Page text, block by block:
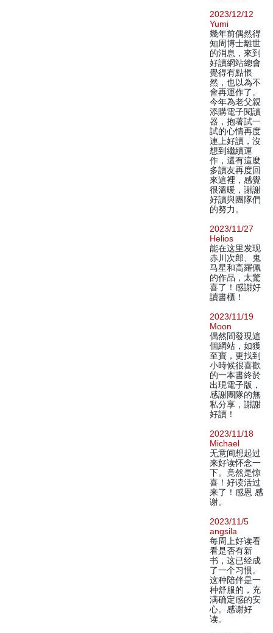
2023/12/12
Yumi
幾年前偶然得
知周博士離世
的消息，來到
好讀網站總會
覺得有點悵
然，也以為不
會再運作了。
今年為老父親
添購電子閱讀
器，抱著試一
試的心情再度
連上好讀，沒
想到繼續運
作，還有這麼
多讀友再度回
來這裡，感覺
很溫暖，謝謝
好讀與團隊們
的努力。
2023/11/27
Helios
能在这里发现
赤川次郎、鬼
马星和高羅佩
的作品，太驚
喜了！感謝好
讀書櫃！
2023/11/19
Moon
偶然間發現這
個網站，如獲
至寶，更找到
小時候很喜歡
的一本書終於
出現電子版，
感謝團隊的無
私分享，謝謝
好讀！
2023/11/18
Michael
无意间想起过
来好读怀念一
下。竟然是惊
喜！好读活过
来了！感恩 感
谢。
2023/11/5
angsila
每周上好读看
看是否有新
书，这已经成
了一个习惯。
这种陪伴是一
种舒服的，充
满确定感的安
心。感谢好
读。